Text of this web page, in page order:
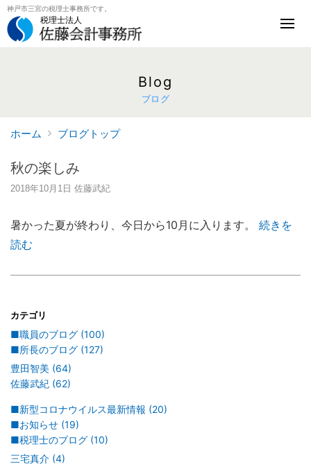
神戸市三宮の税理士事務所です。
税理士法人
Blog
ブログ
ホーム ブログトップ
秋の楽しみ
2018年10月1日 佐藤武紀
暑かった夏が終わり、今日から10月に入ります。 続きを
読む
カテゴリ
■職員のブログ (100)
■所長のブログ (127)
豊田智美 (64)
佐藤武紀 (62)
■新型コロナウイルス最新情報 (20)
■お知らせ (19)
■税理士のブログ (10)
三宅真介 (4)